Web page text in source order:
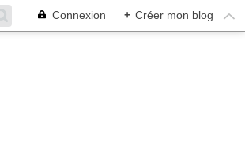
Connexion + Créer mon blog